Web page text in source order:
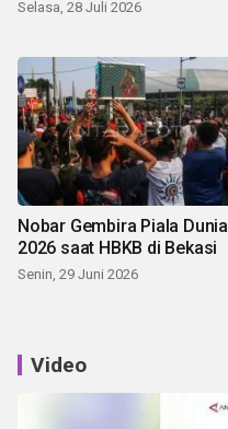
Selasa, 28 Juli 2026
Nobar Gembira Piala Dunia
2026 saat HBKB di Bekasi
Senin, 29 Juni 2026
Video